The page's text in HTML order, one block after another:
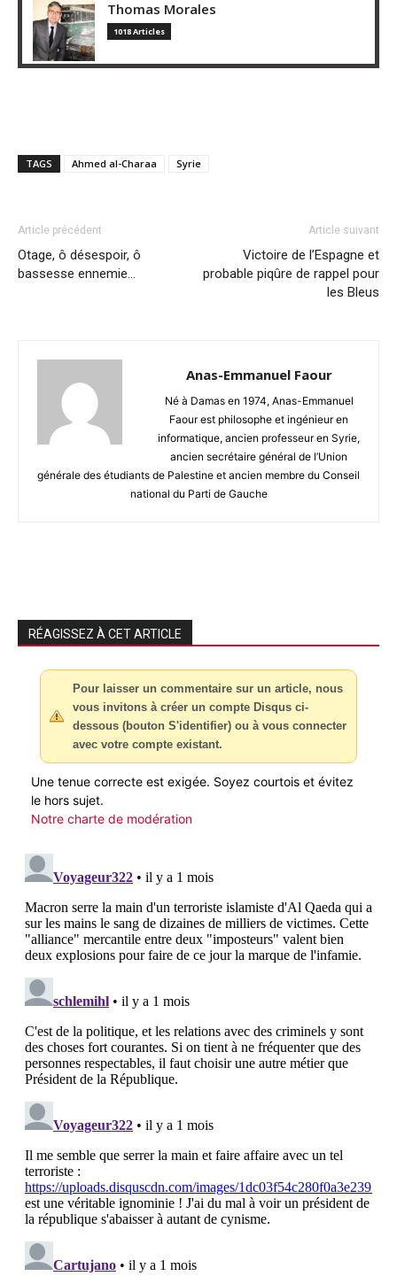
Thomas Morales
1018 Articles
TAGS Ahmed al-Charaa Syrie
Article précédent
Otage, ô désespoir, ô
bassesse ennemie…
Article suivant
Victoire de l’Espagne et
probable piqûre de rappel pour
les Bleus
Anas-Emmanuel Faour
Né à Damas en 1974, Anas-Emmanuel
Faour est philosophe et ingénieur en
informatique, ancien professeur en Syrie,
ancien secrétaire général de l’Union
générale des étudiants de Palestine et ancien membre du Conseil
national du Parti de Gauche
RÉAGISSEZ À CET ARTICLE
Pour laisser un commentaire sur un article, nous
vous invitons à créer un compte Disqus ci-
dessous (bouton S'identifier) ou à vous connecter
avec votre compte existant.
Une tenue correcte est exigée. Soyez courtois et évitez
le hors sujet.
Notre charte de modération